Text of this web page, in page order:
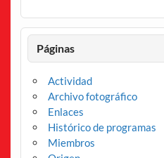
Páginas
Actividad
Archivo fotográfico
Enlaces
Histórico de programas
Miembros